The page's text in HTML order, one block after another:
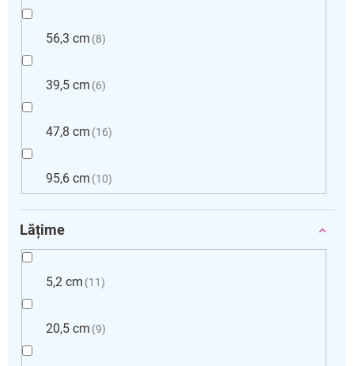
56,3 cm 8
39,5 cm 6
47,8 cm 16
95,6 cm 10
Lățime
5,2 cm 11
20,5 cm 9